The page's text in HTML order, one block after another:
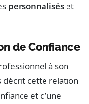
personnalisés et
de Confiance
à son
décrit cette relation
et d’une